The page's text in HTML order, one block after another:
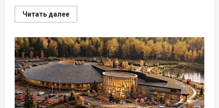
Читать далееПрочитать
больше
Поморье
начали
готовить
площадку
для
строительства
первой
АЭС
Польши